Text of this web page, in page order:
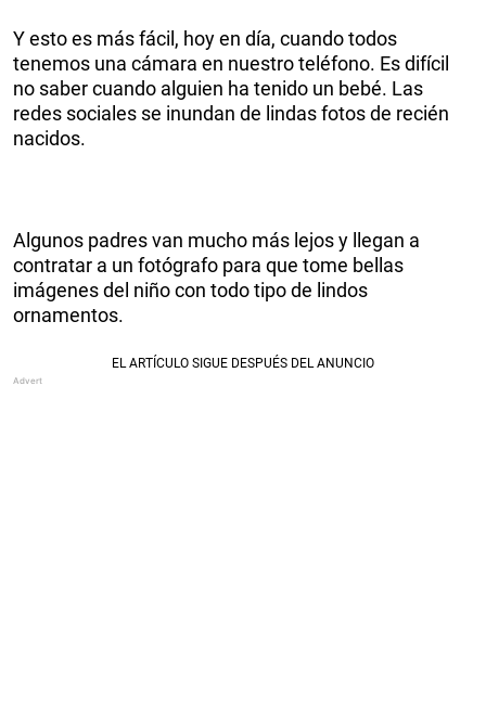
Y esto es más fácil, hoy en día, cuando todos
tenemos una cámara en nuestro teléfono. Es difícil
no saber cuando alguien ha tenido un bebé. Las
redes sociales se inundan de lindas fotos de recién
nacidos.
Algunos padres van mucho más lejos y llegan a
contratar a un fotógrafo para que tome bellas
imágenes del niño con todo tipo de lindos
ornamentos.